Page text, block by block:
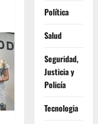
Política
Salud
Seguridad,
Justicia y
Policía
Tecnologia